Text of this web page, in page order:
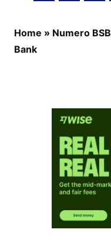
Home » Numero BSB
Bank